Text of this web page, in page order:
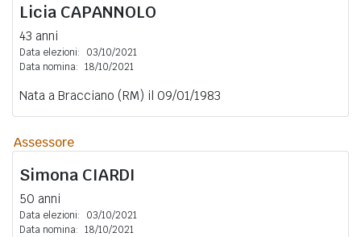
Licia CAPANNOLO
43 anni
Data elezioni:
03/10/2021
Data nomina: 18/10/2021
Nata a Bracciano (RM) il 09/01/1983
Assessore
Simona CIARDI
50 anni
Data elezioni:
03/10/2021
Data nomina: 18/10/2021